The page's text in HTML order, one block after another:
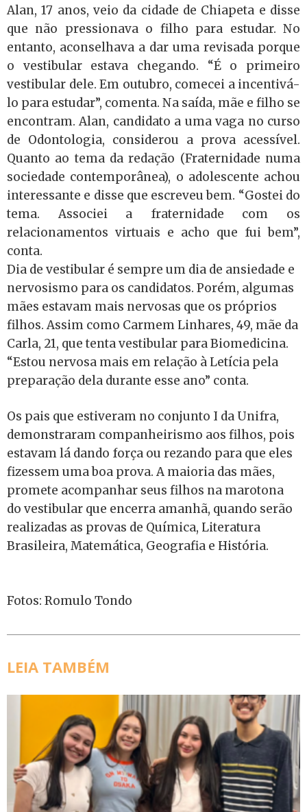
Alan, 17 anos, veio da cidade de Chiapeta e disse
que não pressionava o filho para estudar. No
entanto, aconselhava a dar uma revisada porque
o vestibular estava chegando. “É o primeiro
vestibular dele. Em outubro, comecei a incentivá-
lo para estudar”, comenta. Na saída, mãe e filho se
encontram. Alan, candidato a uma vaga no curso
de Odontologia, considerou a prova acessível.
Quanto ao tema da redação (Fraternidade numa
sociedade contemporânea), o adolescente achou
interessante e disse que escreveu bem. “Gostei do
tema. Associei a fraternidade com os
relacionamentos virtuais e acho que fui bem”,
conta.
Dia de vestibular é sempre um dia de ansiedade e
nervosismo para os candidatos. Porém, algumas
mães estavam mais nervosas que os próprios
filhos. Assim como Carmem Linhares, 49, mãe da
Carla, 21, que tenta vestibular para Biomedicina.
“Estou nervosa mais em relação à Letícia pela
preparação dela durante esse ano” conta.
Os pais que estiveram no conjunto I da Unifra,
demonstraram companheirismo aos filhos, pois
estavam lá dando força ou rezando para que eles
fizessem uma boa prova. A maioria das mães,
promete acompanhar seus filhos na marotona
do vestibular que encerra amanhã, quando serão
realizadas as provas de Química, Literatura
Brasileira, Matemática, Geografia e História.
Fotos: Romulo Tondo
LEIA TAMBÉM